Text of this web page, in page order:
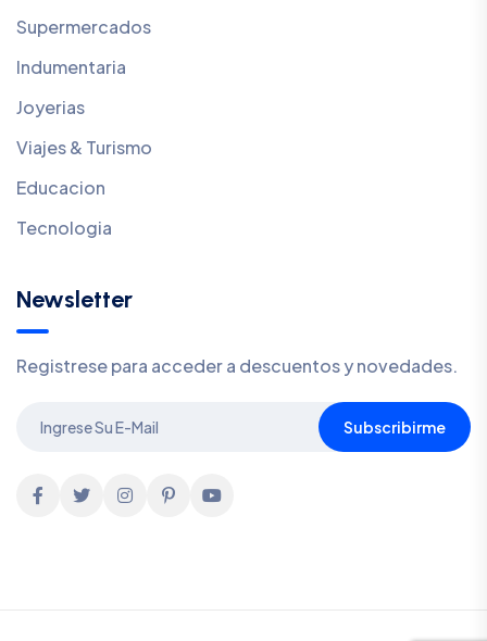
Supermercados
Indumentaria
Joyerias
Viajes & Turismo
Educacion
Tecnologia
Newsletter
Registrese para acceder a descuentos y novedades.
Subscribirme